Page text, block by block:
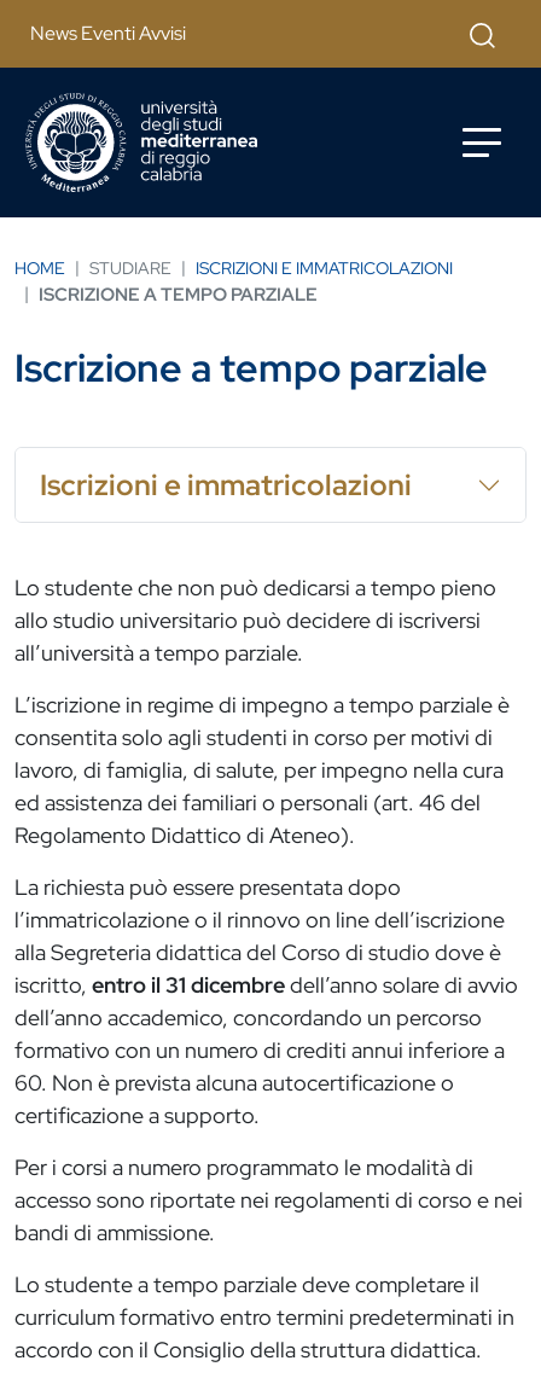
News Eventi Avvisi Cerca
HOME STUDIARE ISCRIZIONI E IMMATRICOLAZIONI
ISCRIZIONE A TEMPO PARZIALE
Iscrizione a tempo parziale
Iscrizioni e immatricolazioni
Lo studente che non può dedicarsi a tempo pieno
allo studio universitario può decidere di iscriversi
all’università a tempo parziale.
L’iscrizione in regime di impegno a tempo parziale è
consentita solo agli studenti in corso per motivi di
lavoro, di famiglia, di salute, per impegno nella cura
ed assistenza dei familiari o personali (art. 46 del
Regolamento Didattico di Ateneo).
La richiesta può essere presentata dopo
l’immatricolazione o il rinnovo on line dell’iscrizione
alla Segreteria didattica del Corso di studio dove è
iscritto, entro il 31 dicembredell’anno solare di avvio
dell’anno accademico, concordando un percorso
formativo con un numero di crediti annui inferiore a
60. Non è prevista alcuna autocertificazione o
certificazione a supporto.
Per i corsi a numero programmato le modalità di
accesso sono riportate nei regolamenti di corso e nei
bandi di ammissione.
Lo studente a tempo parziale deve completare il
curriculum formativo entro termini predeterminati in
accordo con il Consiglio della struttura didattica.